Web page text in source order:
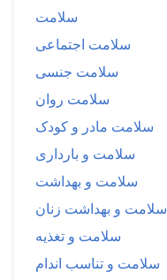
سلامت
سلامت اجتماعی
سلامت جنسی
سلامت روان
سلامت مادر و کودک
سلامت و بارداری
سلامت و بهداشت
سلامت و بهداشت زنان
سلامت و تغذیه
سلامت و تناسب اندام